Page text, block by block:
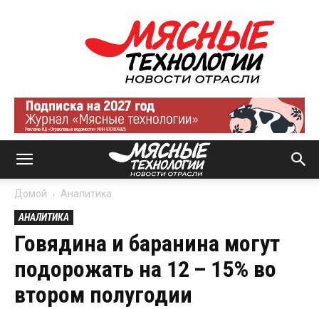
Мясные
технологии
|
Новости
отрасли
Домой Аналитика
АНАЛИТИКА
Говядина и баранина могут
подорожать на 12 – 15% во
втором полугодии